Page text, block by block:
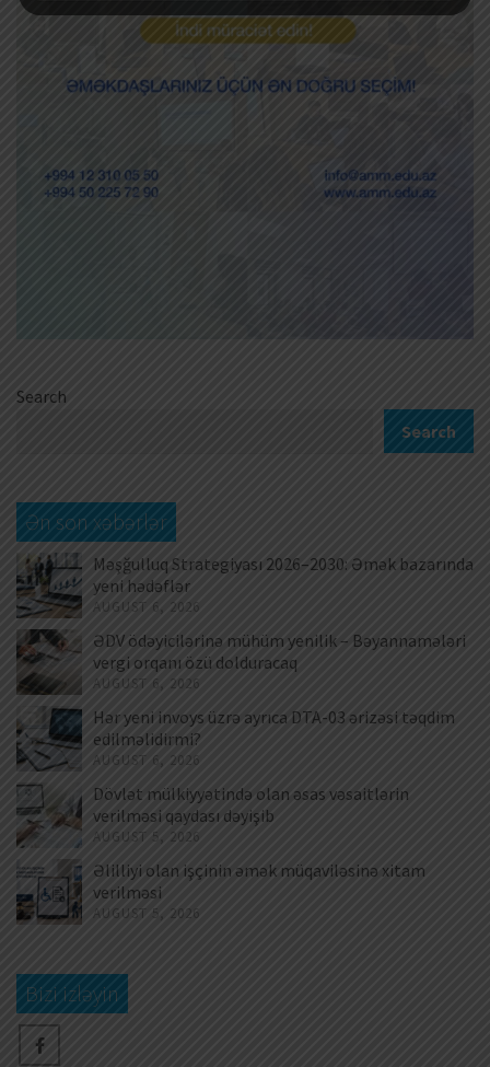
Search
Search
Ən son xəbərlər
Məşğulluq Strategiyası 2026–2030: Əmək bazarında
yeni hədəflər
AUGUST 6, 2026
ƏDV ödəyicilərinə mühüm yenilik – Bəyannamələri
vergi orqanı özü dolduracaq
AUGUST 6, 2026
Hər yeni invoys üzrə ayrıca DTA-03 ərizəsi təqdim
edilməlidirmi?
AUGUST 6, 2026
Dövlət mülkiyyətində olan əsas vəsaitlərin
verilməsi qaydası dəyişib
AUGUST 5, 2026
Əlilliyi olan işçinin əmək müqaviləsinə xitam
verilməsi
AUGUST 5, 2026
Bizi izləyin